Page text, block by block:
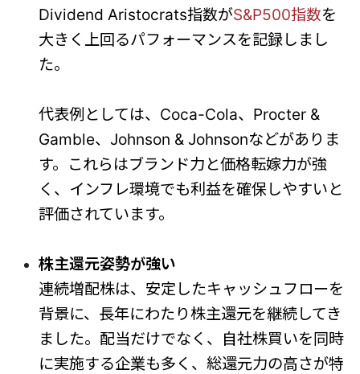
Dividend Aristocrats指数がS&P500指数を
大きく上回るパフォーマンスを記録しまし
た。
代表例としては、Coca-Cola、Procter &
Gamble、Johnson & Johnsonなどがありま
す。これらはブランド力と価格転嫁力が強
く、インフレ環境でも利益を確保しやすいと
評価されています。
株主還元姿勢が強い
連続増配株は、安定したキャッシュフローを
背景に、長年にわたり株主還元を継続してき
ました。配当だけでなく、自社株買いを同時
に実施する企業も多く、総還元力の高さが特